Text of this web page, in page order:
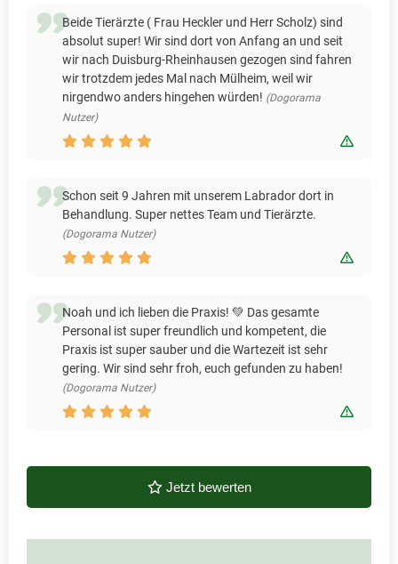
Beide Tierärzte ( Frau Heckler und Herr Scholz) sind
absolut super! Wir sind dort von Anfang an und seit
wir nach Duisburg-Rheinhausen gezogen sind fahren
wir trotzdem jedes Mal nach Mülheim, weil wir
nirgendwo anders hingehen würden! (Dogorama
Nutzer)
Schon seit 9 Jahren mit unserem Labrador dort in
Behandlung. Super nettes Team und Tierärzte.
(Dogorama Nutzer)
Noah und ich lieben die Praxis! 💚 Das gesamte
Personal ist super freundlich und kompetent, die
Praxis ist super sauber und die Wartezeit ist sehr
gering. Wir sind sehr froh, euch gefunden zu haben!
(Dogorama Nutzer)
Jetzt bewerten